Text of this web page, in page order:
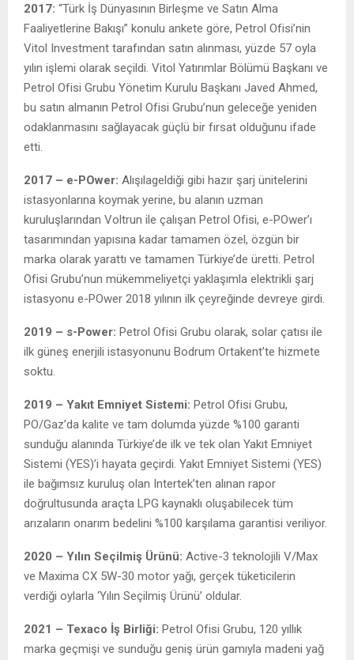
2017: “Türk İş Dünyasının Birleşme ve Satın Alma
Faaliyetlerine Bakışı” konulu ankete göre, Petrol Ofisi’nin
Vitol Investment tarafından satın alınması, yüzde 57 oyla
yılın işlemi olarak seçildi. Vitol Yatırımlar Bölümü Başkanı ve
Petrol Ofisi Grubu Yönetim Kurulu Başkanı Javed Ahmed,
bu satın almanın Petrol Ofisi Grubu’nun geleceğe yeniden
odaklanmasını sağlayacak güçlü bir fırsat olduğunu ifade
etti.
2017 – e-POwer: Alışılageldiği gibi hazır şarj ünitelerini
istasyonlarına koymak yerine, bu alanın uzman
kuruluşlarından Voltrun ile çalışan Petrol Ofisi, e-POwer’ı
tasarımından yapısına kadar tamamen özel, özgün bir
marka olarak yarattı ve tamamen Türkiye’de üretti. Petrol
Ofisi Grubu’nun mükemmeliyetçi yaklaşımla elektrikli şarj
istasyonu e-POwer 2018 yılının ilk çeyreğinde devreye girdi.
2019 – s-Power: Petrol Ofisi Grubu olarak, solar çatısı ile
ilk güneş enerjili istasyonunu Bodrum Ortakent’te hizmete
soktu.
2019 – Yakıt Emniyet Sistemi: Petrol Ofisi Grubu,
PO/Gaz’da kalite ve tam dolumda yüzde %100 garanti
sunduğu alanında Türkiye’de ilk ve tek olan Yakıt Emniyet
Sistemi (YES)’i hayata geçirdi. Yakıt Emniyet Sistemi (YES)
ile bağımsız kuruluş olan Intertek’ten alınan rapor
doğrultusunda araçta LPG kaynaklı oluşabilecek tüm
arızaların onarım bedelini %100 karşılama garantisi veriliyor.
2020 – Yılın Seçilmiş Ürünü: Active-3 teknolojili V/Max
ve Maxima CX 5W-30 motor yağı, gerçek tüketicilerin
verdiği oylarla ‘Yılın Seçilmiş Ürünü’ oldular.
2021 – Texaco İş Birliği: Petrol Ofisi Grubu, 120 yıllık
marka geçmişi ve sunduğu geniş ürün gamıyla madeni yağ